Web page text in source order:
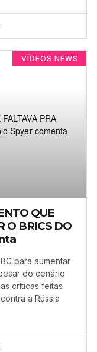
VÍDEOS NEWS
QUE
O BRICS DO
para aumentar
do cenário
críticas feitas
a Rússia